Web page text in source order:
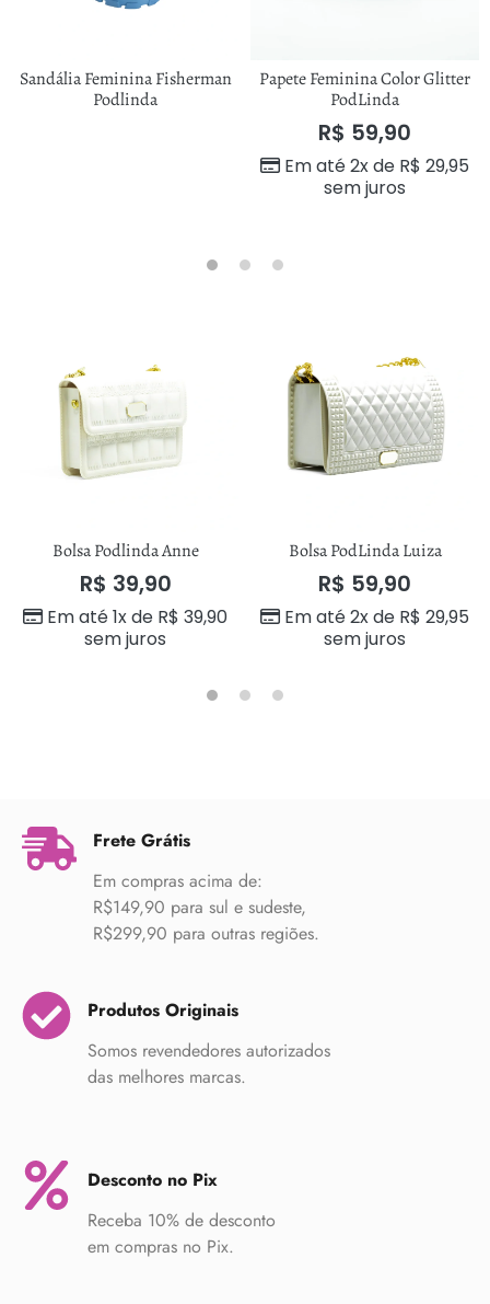
Sandália Feminina Fisherman
Podlinda
Papete Feminina Color Glitter
PodLinda
R$ 59,90
Em até 2x de R$ 29,95
sem juros
Bolsa Podlinda Anne
R$ 39,90
Em até 1x de R$ 39,90
sem juros
Bolsa PodLinda Luiza
R$ 59,90
Em até 2x de R$ 29,95
sem juros
Frete Grátis
Em compras acima de:
R$149,90 para sul e sudeste,
R$299,90 para outras regiões.
Produtos Originais
Somos revendedores autorizados
das melhores marcas.
Desconto no Pix
Receba 10% de desconto
em compras no Pix.